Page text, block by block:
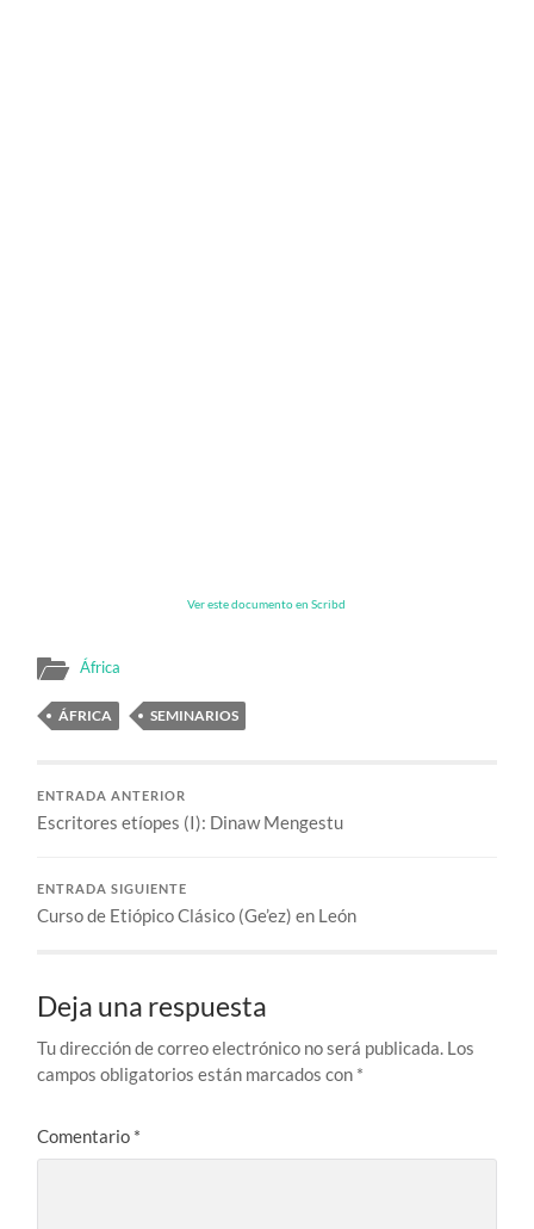
Ver este documento en Scribd
África
ÁFRICA SEMINARIOS
ENTRADA ANTERIOR
Escritores etíopes (I): Dinaw Mengestu
ENTRADA SIGUIENTE
Curso de Etiópico Clásico (Ge’ez) en León
Deja una respuesta
Tu dirección de correo electrónico no será publicada. Los
campos obligatorios están marcados con *
Comentario *